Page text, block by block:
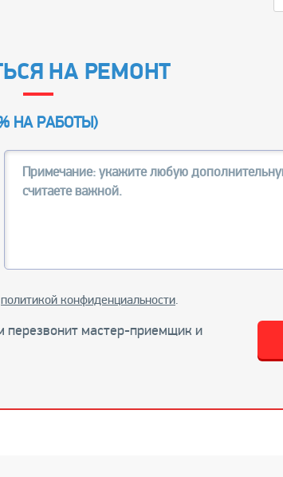
НА РЕМОНТ
НА РАБОТЫ)
политикой конфиденциальности.
перезвонит мастер-приемщик и